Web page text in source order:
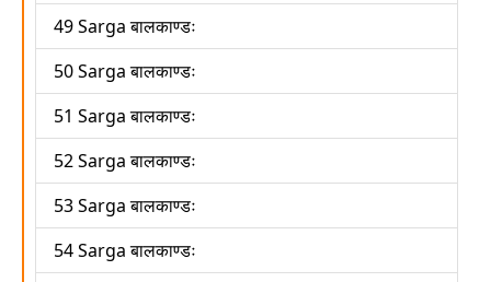
49 Sarga बालकाण्डः
50 Sarga बालकाण्डः
51 Sarga बालकाण्डः
52 Sarga बालकाण्डः
53 Sarga बालकाण्डः
54 Sarga बालकाण्डः